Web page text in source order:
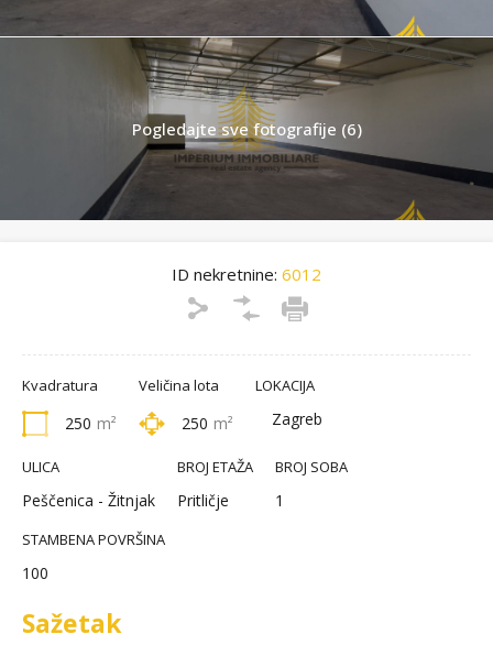
Pogledajte sve fotografije (6)
ID nekretnine: 6012
Kvadratura
250 m²
Veličina lota
250 m²
LOKACIJA
Zagreb
ULICA
Peščenica - Žitnjak
BROJ ETAŽA
Pritličje
BROJ SOBA
1
STAMBENA POVRŠINA
100
Sažetak